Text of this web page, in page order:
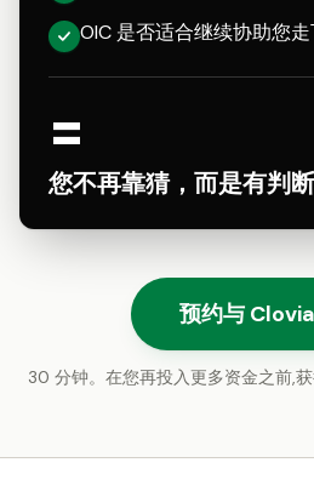
OIC 是否适合继续协助您走
=
您不再靠猜，而是有判断
预约与
30 分钟。在您再投入更多资金之前,